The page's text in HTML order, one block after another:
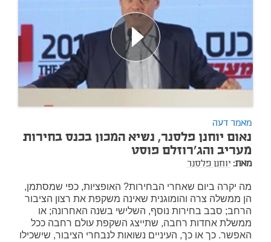
מאמר דעה
נאום יוחנן פלסנר, נשיא המכון בכנס בחירות
מעריב והג'רוזלם פוסט
מאת: יוחנן פלסנר
מה יקרה ביום שאחרי הבחירות? האופציות, כפי שמסתמן,
הן ממשלה צרה והומוגנית שאינה משקפת את רצון הציבור
הרחב; סבב בחירות נוסף, השלישי בשנה האחרונה; או
ממשלת אחדות רחבה, שתייצג השקפת עולם רחבה ככל
האפשר. כך או כך, העיניים נשואות לנבחרי הציבור, שישכילו